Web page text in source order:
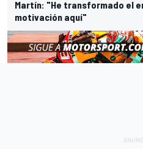
Martín: "He transformado el
motivación aquí"